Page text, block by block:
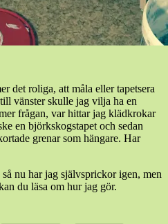
det roliga, att måla eller tapetsera
vänster skulle jag vilja ha en
frågan, var hittar jag klädkrokar
en björkskogstapet och sedan
grenar som hängare. Har
så nu har jag självsprickor igen, men
du läsa om hur jag gör.